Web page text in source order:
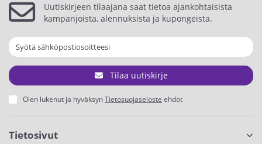
Uutiskirjeen tilaajana saat tietoa ajankohtaisista
kampanjoista, alennuksista ja kupongeista.
Tilaa uutiskirje
Olen lukenut ja hyväksynTietosuojaseloste ehdot
Tietosivut